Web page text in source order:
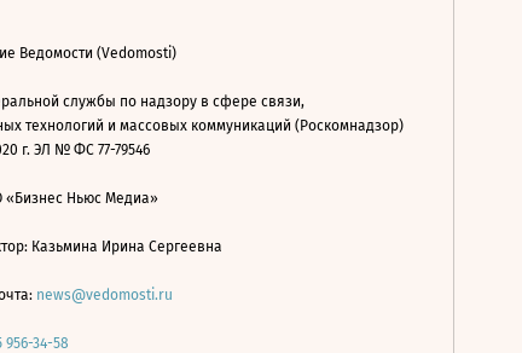
Ведомости (Vedomosti)
службы по надзору в сфере связи,
технологий и массовых коммуникаций (Роскомнадзор)
г. ЭЛ № ФС 77-79546
«Бизнес Ньюс Медиа»
Казьмина Ирина Сергеевна
news@vedomosti.ru
956-34-58